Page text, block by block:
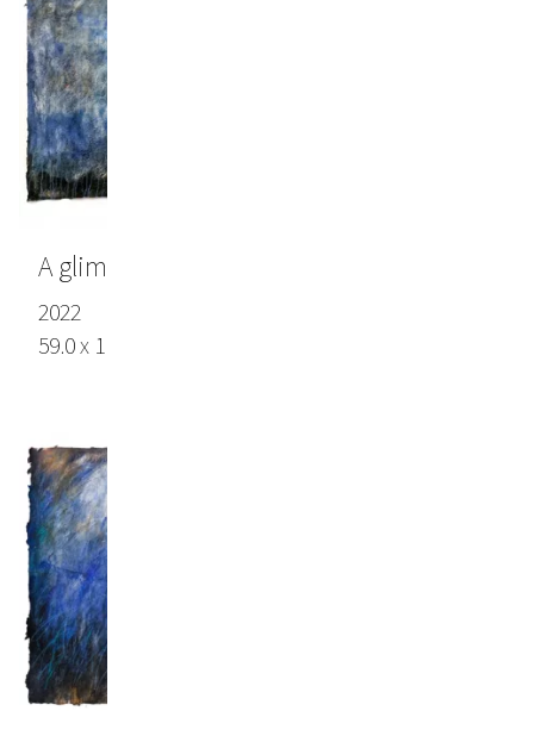
A glimpse of memory and time II
2022
59.0 x 110.6 in (150 x 281 cm), Lokta paper